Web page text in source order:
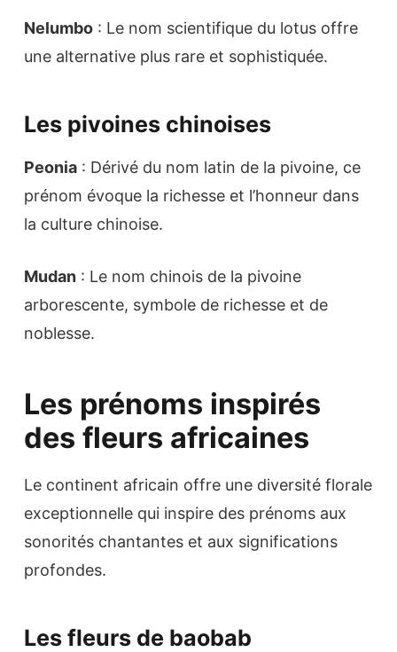
Nelumbo : Le nom scientifique du lotus offre
une alternative plus rare et sophistiquée.
Les pivoines chinoises
Peonia : Dérivé du nom latin de la pivoine, ce
prénom évoque la richesse et l’honneur dans
la culture chinoise.
Mudan : Le nom chinois de la pivoine
arborescente, symbole de richesse et de
noblesse.
Les prénoms inspirés
des fleurs africaines
Le continent africain offre une diversité florale
exceptionnelle qui inspire des prénoms aux
sonorités chantantes et aux significations
profondes.
Les fleurs de baobab